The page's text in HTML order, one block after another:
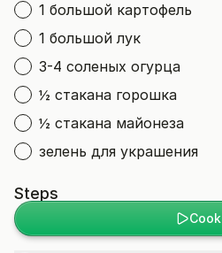
1 большой картофель
1 большой лук
3-4 соленых огурца
½ стакана горошка
½ стакана майонеза
зелень для украшения
Steps
Cook